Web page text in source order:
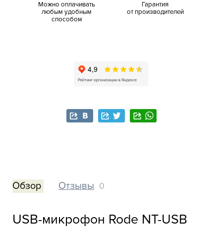
Можно оплачивать
любым удобным
способом
Гарантия
от производителей
Обзор Отзывы 0
USB-микрофон Rode NT-USB